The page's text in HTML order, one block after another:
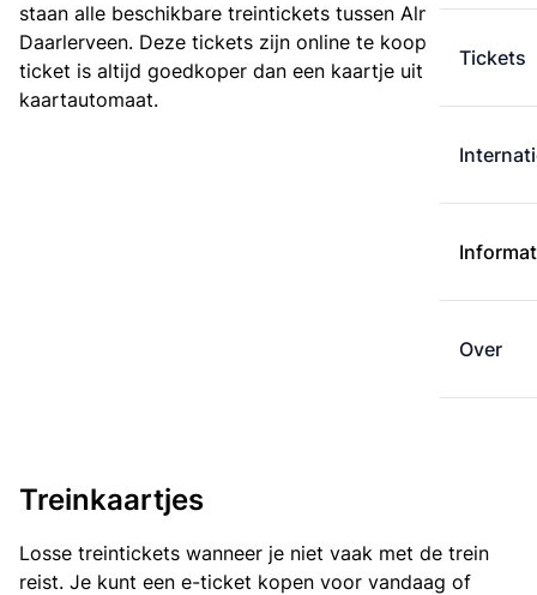
Tickets
Over
staan alle beschikbare treintickets tussen Almelo en
Daarlerveen. Deze tickets zijn online te koop. Een e-
ticket is altijd goedkoper dan een kaartje uit de
kaartautomaat.
Treinkaartjes
Losse treintickets wanneer je niet vaak met de trein
reist. Je kunt een e-ticket kopen voor vandaag of